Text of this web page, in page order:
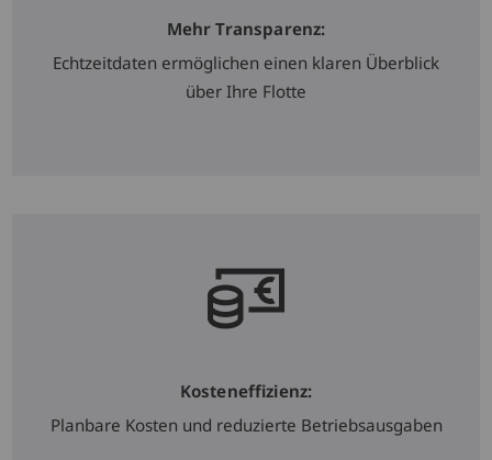
Mehr Transparenz:
Echtzeitdaten ermöglichen einen klaren Überblick
über Ihre Flotte
Kosteneffizienz:
Planbare Kosten und reduzierte Betriebsausgaben